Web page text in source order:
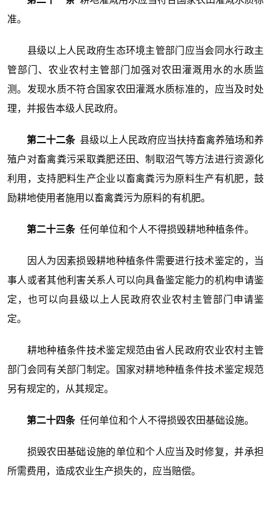
准。
县级以上人民政府生态环境主管部门应当会同水行政主
管部门、农业农村主管部门加强对农田灌溉用水的水质监
测。发现水质不符合国家农田灌溉水质标准的，应当及时处
理，并报告本级人民政府。
第二十二条 县级以上人民政府应当扶持畜禽养殖场和养
殖户对畜禽粪污采取粪肥还田、制取沼气等方法进行资源化
利用，支持肥料生产企业以畜禽粪污为原料生产有机肥，鼓
励耕地使用者施用以畜禽粪污为原料的有机肥。
第二十三条 任何单位和个人不得损毁耕地种植条件。
因人为因素损毁耕地种植条件需要进行技术鉴定的，当
事人或者其他利害关系人可以向具备鉴定能力的机构申请鉴
定，也可以向县级以上人民政府农业农村主管部门申请鉴
定。
耕地种植条件技术鉴定规范由省人民政府农业农村主管
部门会同有关部门制定。国家对耕地种植条件技术鉴定规范
另有规定的，从其规定。
第二十四条 任何单位和个人不得损毁农田基础设施。
损毁农田基础设施的单位和个人应当及时修复，并承担
所需费用，造成农业生产损失的，应当赔偿。